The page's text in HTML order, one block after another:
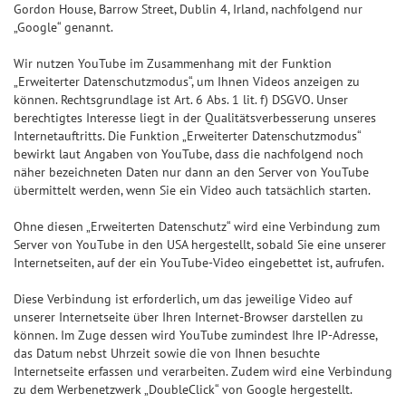
Gordon House, Barrow Street, Dublin 4, Irland, nachfolgend nur
„Google“ genannt.
Wir nutzen YouTube im Zusammenhang mit der Funktion
„Erweiterter Datenschutzmodus“, um Ihnen Videos anzeigen zu
können. Rechtsgrundlage ist Art. 6 Abs. 1 lit. f) DSGVO. Unser
berechtigtes Interesse liegt in der Qualitätsverbesserung unseres
Internetauftritts. Die Funktion „Erweiterter Datenschutzmodus“
bewirkt laut Angaben von YouTube, dass die nachfolgend noch
näher bezeichneten Daten nur dann an den Server von YouTube
übermittelt werden, wenn Sie ein Video auch tatsächlich starten.
Ohne diesen „Erweiterten Datenschutz“ wird eine Verbindung zum
Server von YouTube in den USA hergestellt, sobald Sie eine unserer
Internetseiten, auf der ein YouTube-Video eingebettet ist, aufrufen.
Diese Verbindung ist erforderlich, um das jeweilige Video auf
unserer Internetseite über Ihren Internet-Browser darstellen zu
können. Im Zuge dessen wird YouTube zumindest Ihre IP-Adresse,
das Datum nebst Uhrzeit sowie die von Ihnen besuchte
Internetseite erfassen und verarbeiten. Zudem wird eine Verbindung
zu dem Werbenetzwerk „DoubleClick“ von Google hergestellt.